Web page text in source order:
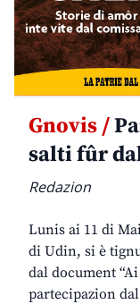
Gnovis /
salti fûr
Redazion
Lunis ai 11 di
di Udin, si è
dal document
partecipazion